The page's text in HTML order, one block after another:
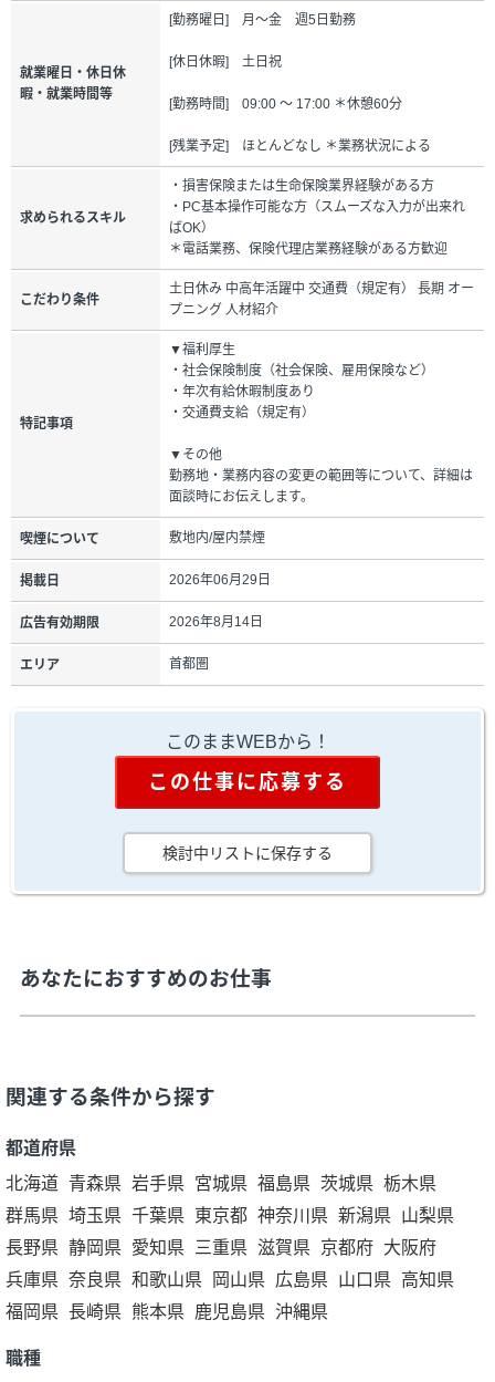
就業曜日・休日休
暇・就業時間等
[勤務曜日] 月～金 週5日勤務
[休日休暇] 土日祝
[勤務時間] 09:00 ～ 17:00 ＊休憩60分
[残業予定] ほとんどなし ＊業務状況による
求められるスキル
・損害保険または生命保険業界経験がある方
・PC基本操作可能な方（スムーズな入力が出来れ
ばOK）
＊電話業務、保険代理店業務経験がある方歓迎
こだわり条件
土日休み 中高年活躍中 交通費（規定有） 長期 オー
プニング 人材紹介
特記事項
▼福利厚生
・社会保険制度（社会保険、雇用保険など）
・年次有給休暇制度あり
・交通費支給（規定有）
▼その他
勤務地・業務内容の変更の範囲等について、詳細は
面談時にお伝えします。
喫煙について 敷地内/屋内禁煙
掲載日 2026年06月29日
広告有効期限 2026年8月14日
エリア 首都圏
このままWEBから！
この仕事に応募する
検討中リストに保存する
あなたにおすすめのお仕事
関連する条件から探す
都道府県
北海道 青森県 岩手県 宮城県 福島県 茨城県 栃木県
群馬県 埼玉県 千葉県 東京都 神奈川県 新潟県 山梨県
長野県 静岡県 愛知県 三重県 滋賀県 京都府 大阪府
兵庫県 奈良県 和歌山県 岡山県 広島県 山口県 高知県
福岡県 長崎県 熊本県 鹿児島県 沖縄県
職種